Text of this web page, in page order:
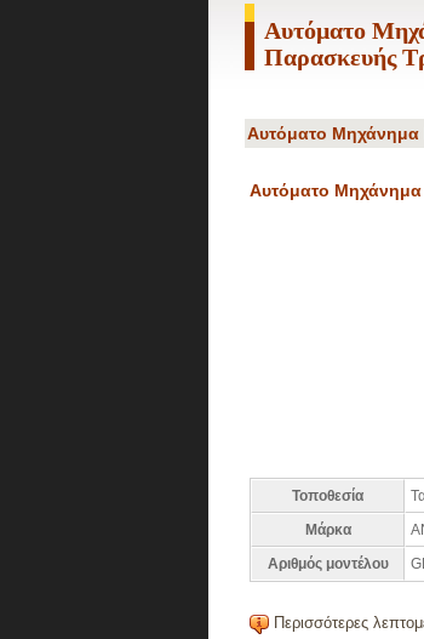
Αυτόματο
Παρασκευής
Αυτόματο Μηχάνημα
Αυτόματο Μηχάνημα
Τοποθεσία
Μάρκα
Αριθμός μοντέλου
Περισσότερες